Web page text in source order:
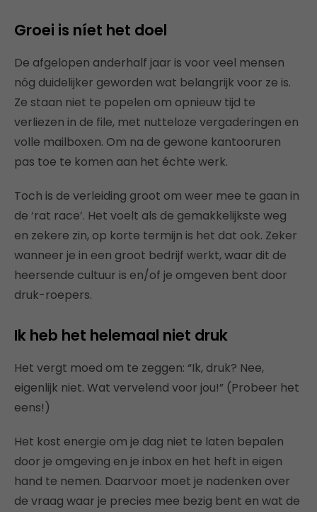
Groei is níet het doel
De afgelopen anderhalf jaar is voor veel mensen
nóg duidelijker geworden wat belangrijk voor ze is.
Ze staan niet te popelen om opnieuw tijd te
verliezen in de file, met nutteloze vergaderingen en
volle mailboxen. Om na de gewone kantooruren
pas toe te komen aan het échte werk.
Toch is de verleiding groot om weer mee te gaan in
de ‘rat race’. Het voelt als de gemakkelijkste weg
en zekere zin, op korte termijn is het dat ook. Zeker
wanneer je in een groot bedrijf werkt, waar dit de
heersende cultuur is en/of je omgeven bent door
druk-roepers.
Ik heb het helemaal niet druk
Het vergt moed om te zeggen: “Ik, druk? Nee,
eigenlijk niet. Wat vervelend voor jou!” (Probeer het
eens!)
Het kost energie om je dag niet te laten bepalen
door je omgeving en je inbox en het heft in eigen
hand te nemen. Daarvoor moet je nadenken over
de vraag waar je precies mee bezig bent en wat de